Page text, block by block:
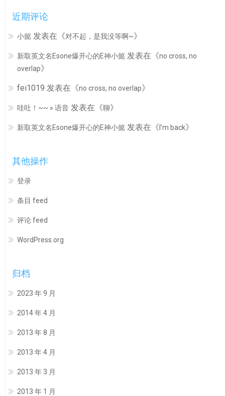
近期评论
小懿 发表在《对不起，是我没等啊~》
新取英文名Esone爆开心的E神小懿 发表在《no cross, no
overlap》
fei1019 发表在《no cross, no overlap》
哇吐！~~ » 语音 发表在《聊》
新取英文名Esone爆开心的E神小懿 发表在《 I’m back》
其他操作
登录
条目 feed
评论 feed
WordPress.org
归档
2023 年 9 月
2014 年 4 月
2013 年 8 月
2013 年 4 月
2013 年 3 月
2013 年 1 月